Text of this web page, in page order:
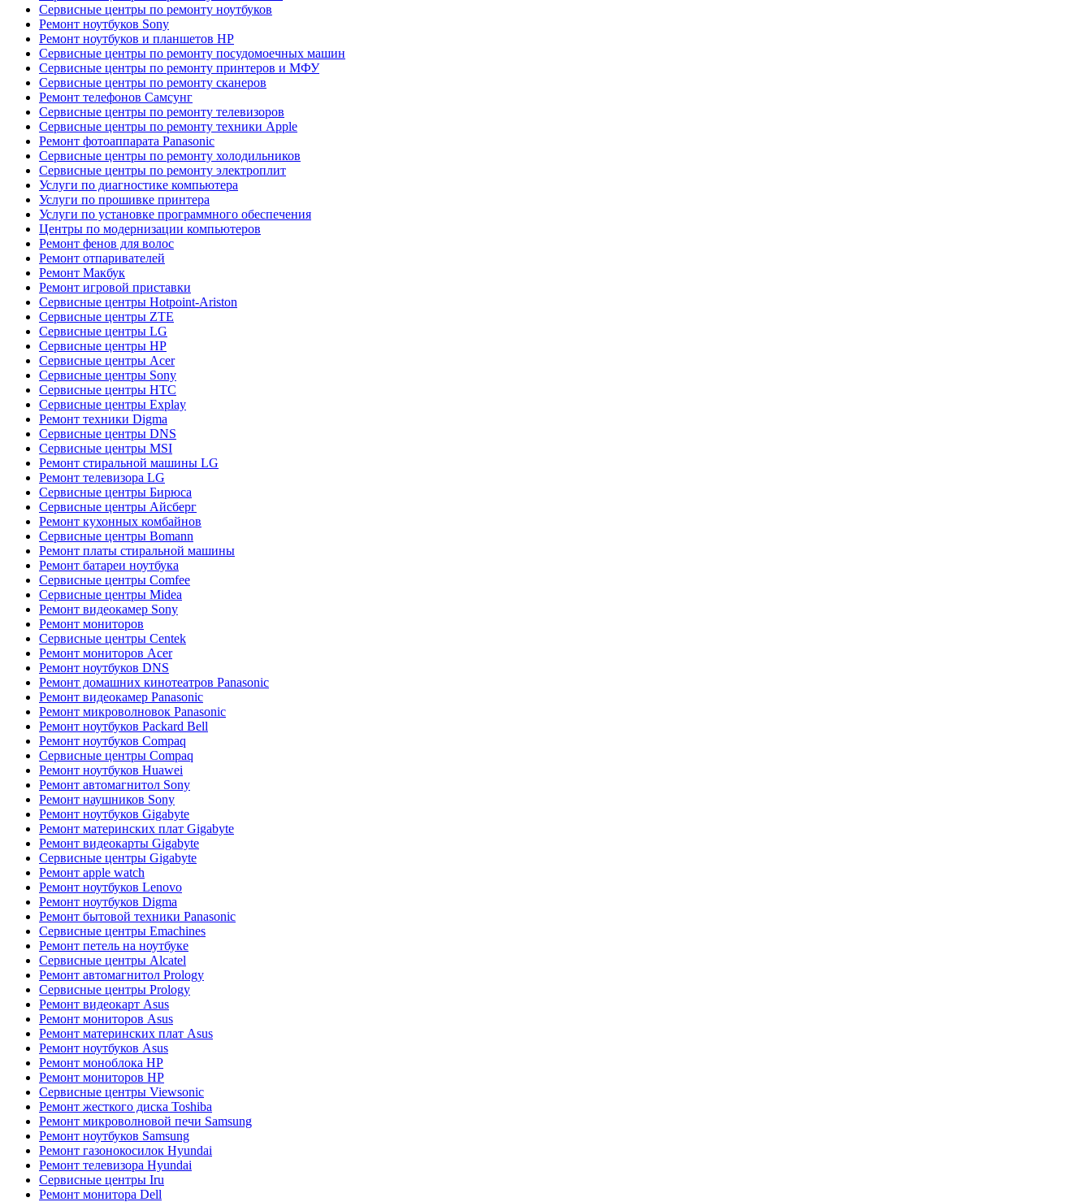
Сервисные центры по ремонту ноутбуков
Ремонт ноутбуков Sony
Ремонт ноутбуков и планшетов HP
Сервисные центры по ремонту посудомоечных машин
Сервисные центры по ремонту принтеров и МФУ
Сервисные центры по ремонту сканеров
Ремонт телефонов Самсунг
Сервисные центры по ремонту телевизоров
Сервисные центры по ремонту техники Apple
Ремонт фотоаппарата Panasonic
Сервисные центры по ремонту холодильников
Сервисные центры по ремонту электроплит
Услуги по диагностике компьютера
Услуги по прошивке принтера
Услуги по установке программного обеспечения
Центры по модернизации компьютеров
Ремонт фенов для волос
Ремонт отпаривателей
Ремонт Макбук
Ремонт игровой приставки
Сервисные центры Hotpoint-Ariston
Сервисные центры ZTE
Сервисные центры LG
Сервисные центры HP
Сервисные центры Acer
Сервисные центры Sony
Сервисные центры HTC
Сервисные центры Explay
Ремонт техники Digma
Сервисные центры DNS
Сервисные центры MSI
Ремонт стиральной машины LG
Ремонт телевизора LG
Сервисные центры Бирюса
Сервисные центры Айсберг
Ремонт кухонных комбайнов
Сервисные центры Bomann
Ремонт платы стиральной машины
Ремонт батареи ноутбука
Сервисные центры Comfee
Сервисные центры Midea
Ремонт видеокамер Sony
Ремонт мониторов
Сервисные центры Centek
Ремонт мониторов Acer
Ремонт ноутбуков DNS
Ремонт домашних кинотеатров Panasonic
Ремонт видеокамер Panasonic
Ремонт микроволновок Panasonic
Ремонт ноутбуков Packard Bell
Ремонт ноутбуков Compaq
Сервисные центры Compaq
Ремонт ноутбуков Huawei
Ремонт автомагнитол Sony
Ремонт наушников Sony
Ремонт ноутбуков Gigabyte
Ремонт материнских плат Gigabyte
Ремонт видеокарты Gigabyte
Сервисные центры Gigabyte
Ремонт apple watch
Ремонт ноутбуков Lenovo
Ремонт ноутбуков Digma
Ремонт бытовой техники Panasonic
Сервисные центры Emachines
Ремонт петель на ноутбуке
Сервисные центры Alcatel
Ремонт автомагнитол Prology
Сервисные центры Prology
Ремонт видеокарт Asus
Ремонт мониторов Asus
Ремонт материнских плат Asus
Ремонт ноутбуков Asus
Ремонт моноблока HP
Ремонт мониторов HP
Сервисные центры Viewsonic
Ремонт жесткого диска Toshiba
Ремонт микроволновой печи Samsung
Ремонт ноутбуков Samsung
Ремонт газонокосилок Hyundai
Ремонт телевизора Hyundai
Сервисные центры Iru
Ремонт монитора Dell